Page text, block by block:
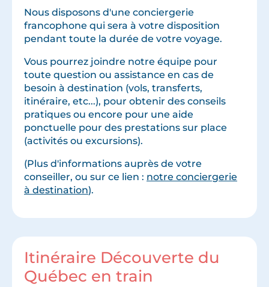
Nous disposons d'une conciergerie
francophone qui sera à votre disposition
pendant toute la durée de votre voyage.
Vous pourrez joindre notre équipe pour
toute question ou assistance en cas de
besoin à destination (vols, transferts,
itinéraire, etc...), pour obtenir des conseils
pratiques ou encore pour une aide
ponctuelle pour des prestations sur place
(activités ou excursions).
(Plus d'informations auprès de votre
conseiller, ou sur ce lien : notre conciergerie
à destination).
Itinéraire Découverte du
Québec en train